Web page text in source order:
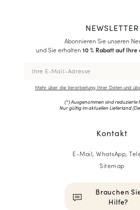
NEWSLETTER
Abonnieren Sie unseren
und Sie erhalten 10 % Rabatt auf
Mehr über die Verarbeitung Ihrer Daten und
(*) Ausgenommen sind reduzierte
Nur gültig im aktuellen Lieferland (
Kontakt
E-Mail, WhatsApp,
Sitemap
Brauchen
Hilfe?